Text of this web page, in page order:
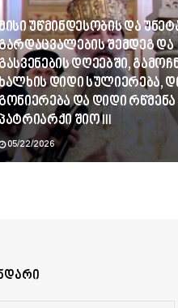
უწმინდესობის და
შემდეგ და
დღეებში,
დიდი სულიერება,
გონიერება და დიდი რწმენა
პატრიარქი შიო III
05/22/2026